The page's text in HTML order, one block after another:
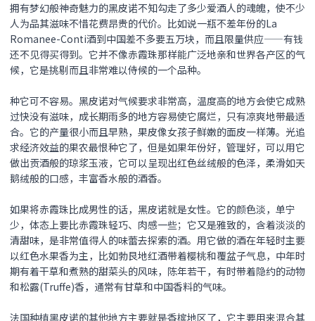
拥有梦幻般神奇魅力的黑皮诺不知勾走了多少爱酒人的魂魄，使不少
人为品其滋味不惜花费昂贵的代价。比如说一瓶不差年份的La
Romanee-Conti酒到中国差不多要五万块，而且限量供应——有钱
还不见得买得到。它并不像赤霞珠那样能广泛地亲和世界各产区的气
候，它是挑剔而且非常难以侍候的一个品种。
种它可不容易。 黑皮诺对气候要求非常高，温度高的地方会使它成熟
过快没有滋味，成长期雨多的地方容易使它腐烂，只有凉爽地带最适
合。它的产量很小而且早熟，果皮像女孩子鲜嫩的面皮一样薄。光追
求经济效益的果农最恨种它了，但是如果年份好，管理好，可以用它
做出贡酒般的琼浆玉液，它可以呈现出红色丝绒般的色泽，柔滑如天
鹅绒般的口感，丰富香水般的酒香。
如果将赤霞珠比成男性的话， 黑皮诺就是女性。它的颜色淡，单宁
少，体态上要比赤霞珠轻巧、肉感一些；它又是雅致的，含着淡淡的
清甜味，是非常值得人的味蕾去探索的酒。用它做的酒在年轻时主要
以红色水果香为主，比如勃艮地红酒带着樱桃和覆盆子气息，中年时
期有着干草和煮熟的甜菜头的风味，陈年若干，有时带着隐约的动物
和松露(Truffe)香，通常有甘草和中国香料的气味。
法国种植黑皮诺的其他地方主要就是香槟地区了，它主要用来混合其